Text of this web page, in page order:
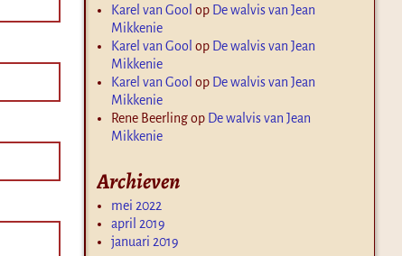
Karel van Gool op De walvis van Jean
Mikkenie
Karel van Gool op De walvis van Jean
Mikkenie
Karel van Gool op De walvis van Jean
Mikkenie
Rene Beerlingop De walvis van Jean
Mikkenie
Archieven
mei 2022
april 2019
januari 2019